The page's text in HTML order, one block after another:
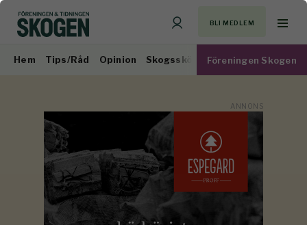
BLI MEDLEM
Hem Tips/Råd Opinion Skogsskötsel Virkesmarknad
Föreningen Skogen